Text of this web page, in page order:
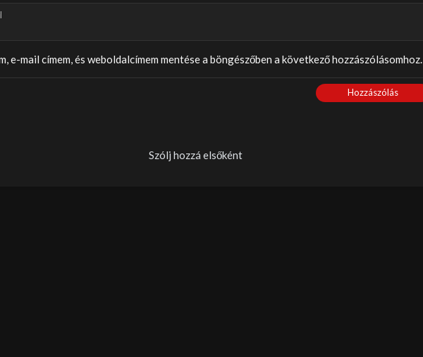
e-mail címem, és weboldalcímem mentése a böngészőben a következő hozzászólásomhoz.
Hozzászólás
Szólj hozzá elsőként